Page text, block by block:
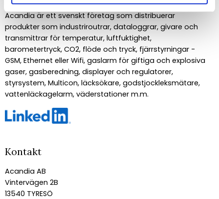
Acandia är ett svenskt företag som distribuerar
produkter som industriroutrar, dataloggrar, givare och
transmittrar för temperatur, luftfuktighet,
barometertryck, CO2, flöde och tryck, fjärrstyrningar -
GSM, Ethernet eller Wifi, gaslarm för giftiga och explosiva
gaser, gasberedning, displayer och regulatorer,
styrsystem, Multicon, läcksökare, godstjockleksmätare,
vattenläckagelarm, väderstationer m.m.
Kontakt
Acandia AB
Vintervägen 2B
13540 TYRESÖ